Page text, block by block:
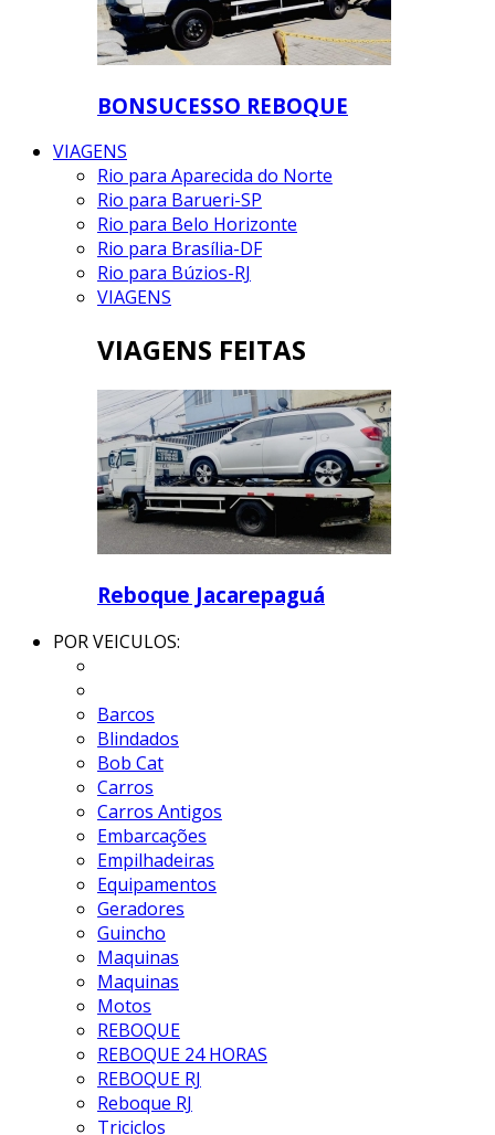
BONSUCESSO REBOQUE
VIAGENS
Rio para Aparecida do Norte
Rio para Barueri-SP
Rio para Belo Horizonte
Rio para Brasília-DF
Rio para Búzios-RJ
VIAGENS
VIAGENS FEITAS
Reboque Jacarepaguá
POR VEICULOS:
Barcos
Blindados
Bob Cat
Carros
Carros Antigos
Embarcações
Empilhadeiras
Equipamentos
Geradores
Guincho
Maquinas
Maquinas
Motos
REBOQUE
REBOQUE 24 HORAS
REBOQUE RJ
Reboque RJ
Triciclos